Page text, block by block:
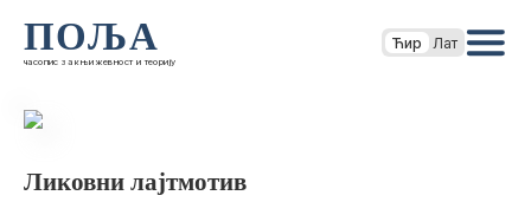
ПОЉА
часопис за књижевност и теорију
Ћир Лат
Ликовни лајтмотив